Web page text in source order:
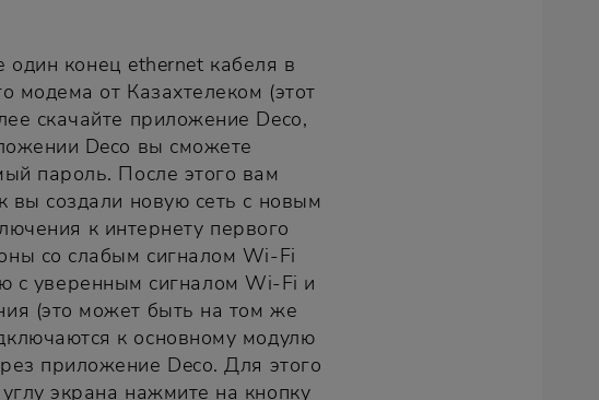
конец ethernet кабеля в
модема от Казахтелеком (этот
скачайте приложение Deco,
Deco вы сможете
пароль. После этого вам
вы создали новую сеть с новым
к интернету первого
со слабым сигналом Wi-Fi
с уверенным сигналом Wi-Fi и
(это может быть на том же
к основному модулю
приложение Deco. Для этого
экрана нажмите на кнопку